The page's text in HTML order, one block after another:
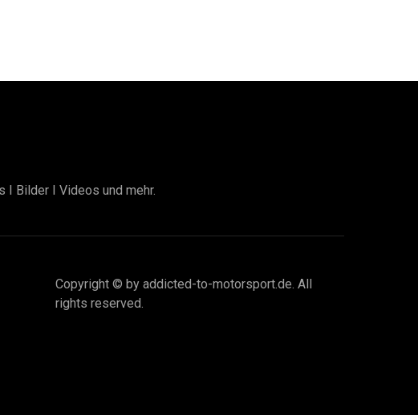
I Bilder I Videos und mehr.
Copyright © by addicted-to-motorsport.de. All
rights reserved.